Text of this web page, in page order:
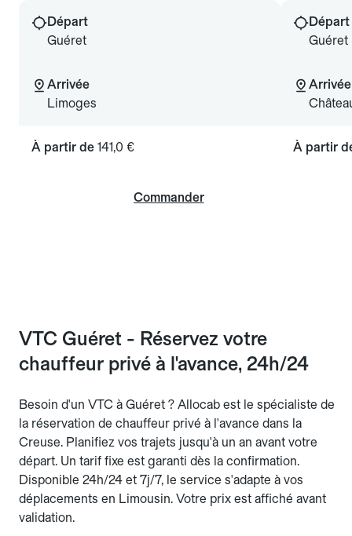
Départ
Guéret
Arrivée
Limoges
À partir de 141,0 €
Commander
Départ
Guéret
Arrivée
À partir
VTC Guéret - Réservez votre
chauffeur privé à l'avance, 24h/24
Besoin d'un VTC à Guéret ? Allocab est le spécialiste de
la réservation de chauffeur privé à l'avance dans la
Creuse. Planifiez vos trajets jusqu'à un an avant votre
départ. Un tarif fixe est garanti dès la confirmation.
Disponible 24h/24 et 7j/7, le service s'adapte à vos
déplacements en Limousin. Votre prix est affiché avant
validation.